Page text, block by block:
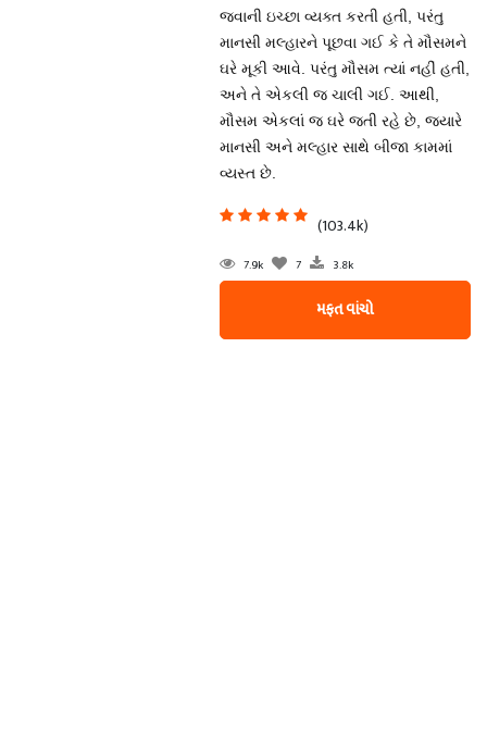
જવાની ઇચ્છા વ્યક્ત કરતી હતી, પરંતુ
માનસી મલ્હારને પૂછવા ગઈ કે તે મૌસમને
ઘરે મૂકી આવે. પરંતુ મૌસમ ત્યાં નહીં હતી,
અને તે એકલી જ ચાલી ગઈ. આથી,
મૌસમ એકલાં જ ઘરે જતી રહે છે, જ્યારે
માનસી અને મલ્હાર સાથે બીજા કામમાં
વ્યસ્ત છે.
(103.4k)
7.9k 7 3.8k
મફત વાંચો